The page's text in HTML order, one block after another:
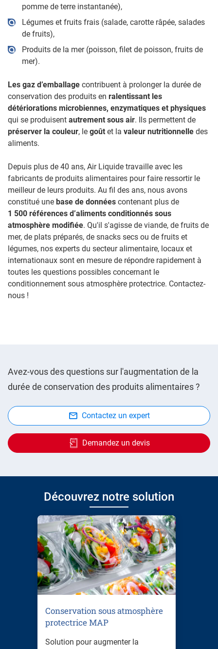
pomme de terre instantanée),
Légumes et fruits frais (salade, carotte râpée, salades
de fruits),
Produits de la mer (poisson, filet de poisson, fruits de
mer).
Les gaz d’emballage contribuent à prolonger la durée de
conservation des produits en ralentissant les
détériorations microbiennes, enzymatiques et physiques
qui se produisent autrement sous air. Ils permettent de
préserver la couleur, le goût et la valeur nutritionnelle des
aliments.
Depuis plus de 40 ans, Air Liquide travaille avec les
fabricants de produits alimentaires pour faire ressortir le
meilleur de leurs produits. Au fil des ans, nous avons
constitué une base de données contenant plus de
1 500 références d’aliments conditionnés sous
atmosphère modifiée. Qu'il s'agisse de viande, de fruits de
mer, de plats préparés, de snacks secs ou de fruits et
légumes, nos experts du secteur alimentaire, locaux et
internationaux sont en mesure de répondre rapidement à
toutes les questions possibles concernant le
conditionnement sous atmosphère protectrice. Contactez-
nous !
Avez-vous des questions sur l'augmentation de la
durée de conservation des produits alimentaires ?
Contactez un expert
Demandez un devis
Découvrez notre solution
Conservation sous atmosphère
protectrice MAP
Solution pour augmenter la